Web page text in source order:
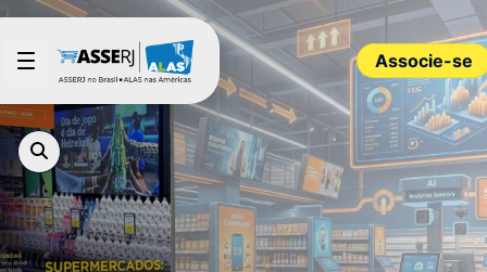
Pular para o Conteúdo principal
Associe-se